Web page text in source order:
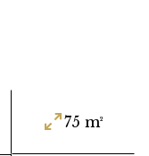
75 m²